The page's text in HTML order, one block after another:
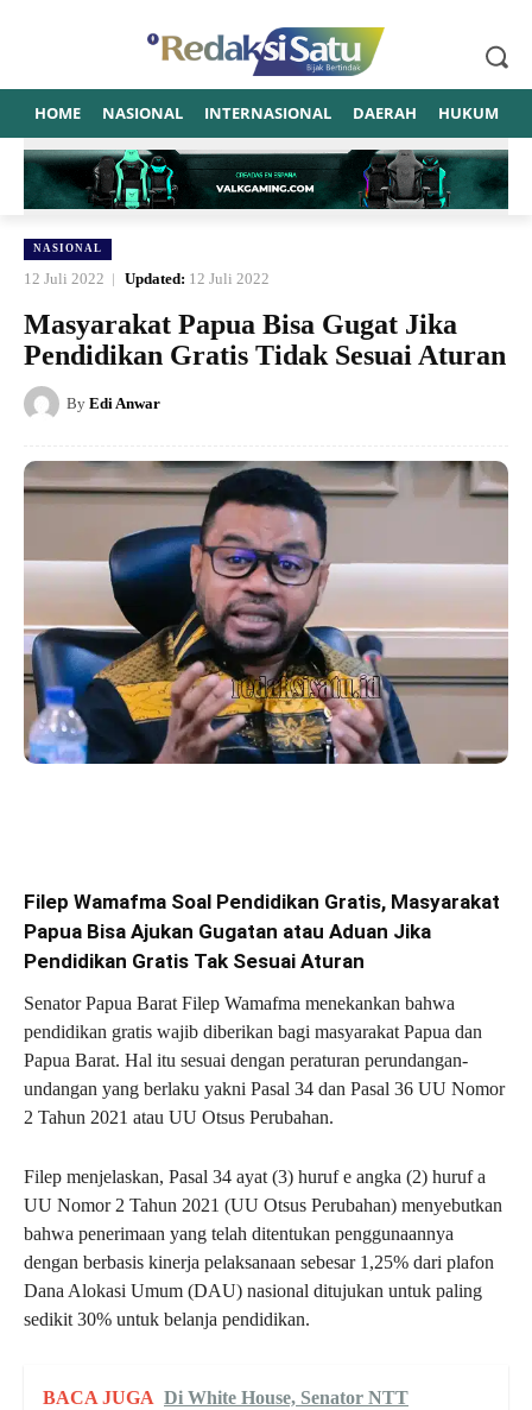
HOME NASIONAL INTERNASIONAL DAERAH HUKUM
NASIONAL
12 Juli 2022 Updated: 12 Juli 2022
Masyarakat Papua Bisa Gugat Jika
Pendidikan Gratis Tidak Sesuai Aturan
By Edi Anwar
Filep Wamafma Soal Pendidikan Gratis, Masyarakat
Papua Bisa Ajukan Gugatan atau Aduan Jika
Pendidikan Gratis Tak Sesuai Aturan
Senator Papua Barat Filep Wamafma menekankan bahwa
pendidikan gratis wajib diberikan bagi masyarakat Papua dan
Papua Barat. Hal itu sesuai dengan peraturan perundangan-
undangan yang berlaku yakni Pasal 34 dan Pasal 36 UU Nomor
2 Tahun 2021 atau UU Otsus Perubahan.
Filep menjelaskan, Pasal 34 ayat (3) huruf e angka (2) huruf a
UU Nomor 2 Tahun 2021 (UU Otsus Perubahan) menyebutkan
bahwa penerimaan yang telah ditentukan penggunaannya
dengan berbasis kinerja pelaksanaan sebesar 1,25% dari plafon
Dana Alokasi Umum (DAU) nasional ditujukan untuk paling
sedikit 30% untuk belanja pendidikan.
BACA JUGA Di White House, Senator NTT